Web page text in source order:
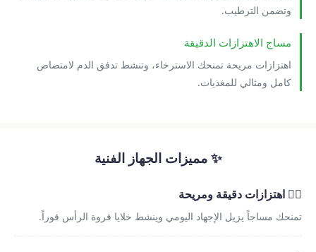
وتضمن الترطيب.
مساج الاهتزازات الدقيقة
اهتزازات مريحة تمنحك الاسترخاء، وتنشط تدفق الدم لامتصاص
كامل ومثالي للمغذيات.
✨ مميزات الجهاز الفنية
💆‍♀️ اهتزازات دقيقة ومريحة
تمنحك مساجاً يزيل الإجهاد اليومي وينشط خلايا فروة الرأس فوراً.